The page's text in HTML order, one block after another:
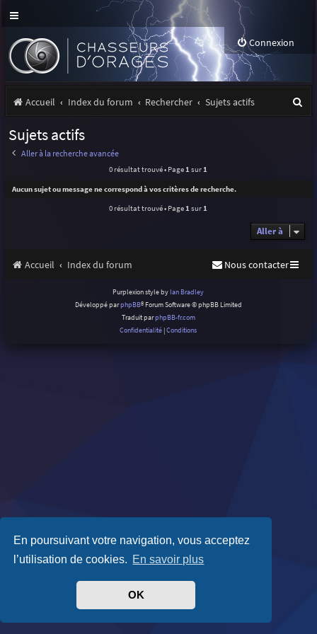
En poursuivant votre navigation, vous acceptez
l’utilisation de cookies. En savoir plus
OK
Connexion
Accueil Index du forum Rechercher Sujets actifs
c
Sujets actifs
Aller à la recherche avancée
0 résultat trouvé • Page 1 sur 1
Aucun sujet ou message ne correspond à vos critères de recherche.
0 résultat trouvé • Page 1 sur 1
Aller à
Accueil Index du forum Nous contacter
Purplexion style by Ian Bradley
Développé parphpBB® Forum Software © phpBB Limited
Traduit parphpBB-fr.com
Confidentialité |Conditions